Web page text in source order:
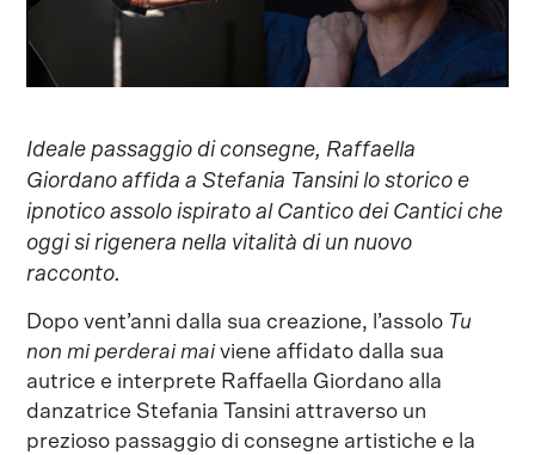
Ideale passaggio di consegne, Raffaella
Giordano affida a Stefania Tansini lo storico e
ipnotico assolo ispirato al Cantico dei Cantici che
oggi si rigenera nella vitalità di un nuovo
racconto.
Dopo vent’anni dalla sua creazione, l’assolo Tu
non mi perderai mai viene affidato dalla sua
autrice e interprete Raffaella Giordano alla
danzatrice Stefania Tansini attraverso un
prezioso passaggio di consegne artistiche e la